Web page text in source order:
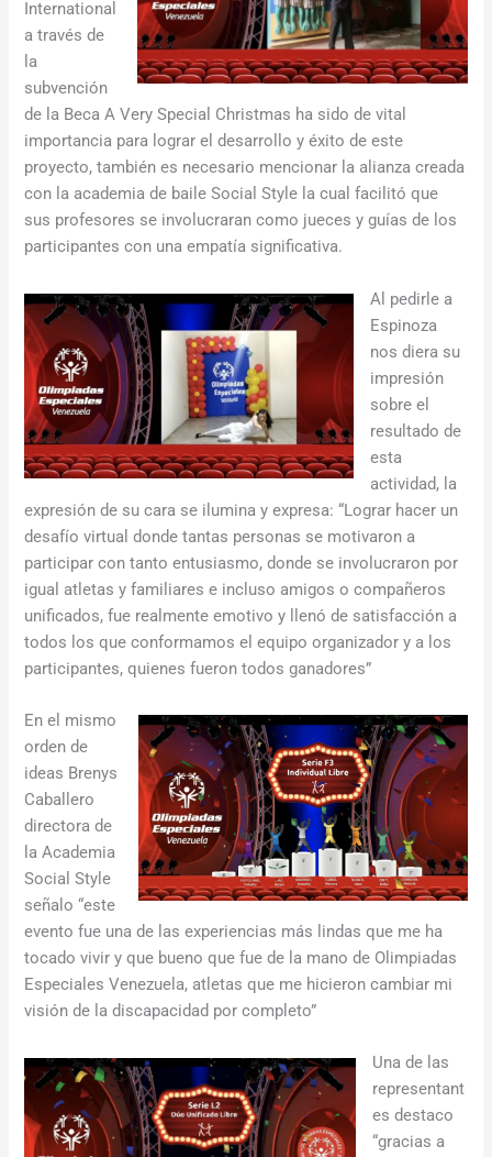
International
a través de
la
subvención
de la Beca A Very Special Christmas ha sido de vital
importancia para lograr el desarrollo y éxito de este
proyecto, también es necesario mencionar la alianza creada
con la academia de baile Social Style la cual facilitó que
sus profesores se involucraran como jueces y guías de los
participantes con una empatía significativa.
Al pedirle a
Espinoza
nos diera su
impresión
sobre el
resultado de
esta
actividad, la
expresión de su cara se ilumina y expresa: “Lograr hacer un
desafío virtual donde tantas personas se motivaron a
participar con tanto entusiasmo, donde se involucraron por
igual atletas y familiares e incluso amigos o compañeros
unificados, fue realmente emotivo y llenó de satisfacción a
todos los que conformamos el equipo organizador y a los
participantes, quienes fueron todos ganadores”
En el mismo
orden de
ideas Brenys
Caballero
directora de
la Academia
Social Style
señalo “este
evento fue una de las experiencias más lindas que me ha
tocado vivir y que bueno que fue de la mano de Olimpiadas
Especiales Venezuela, atletas que me hicieron cambiar mi
visión de la discapacidad por completo”
Una de las
representant
es destaco
“gracias a